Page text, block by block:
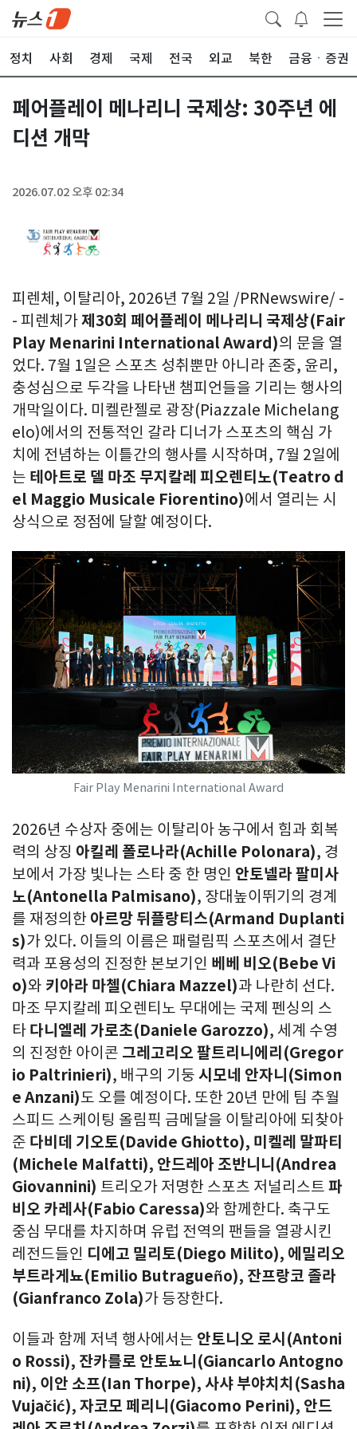
정치 사회 경제 국제 전국 외교 북한 금융ㆍ증권
페어플레이 메나리니 국제상: 30주년 에
디션 개막
2026.07.02 오후 02:34
피렌체, 이탈리아, 2026년 7월 2일 /PRNewswire/ -
- 피렌체가제 30회 페어플레이 메나리니 국제상(Fair
Play Menarini International Award)의 문을 열
었다. 7월 1일은 스포츠 성취뿐만 아니라 존중, 윤리,
충성심으로 두각을 나타낸 챔피언들을 기리는 행사의
개막일이다. 미켈란젤로 광장(Piazzale Michelang
elo)에서의 전통적인 갈라 디너가 스포츠의 핵심 가
치에 전념하는 이틀간의 행사를 시작하며, 7월 2일에
는 테아트로 델 마조 무지칼레 피오렌티노(Teatro d
el Maggio Musicale Fiorentino)에서 열리는 시
상식으로 정점에 달할 예정이다.
Fair Play Menarini International Award
2026년 수상자 중에는 이탈리아 농구에서 힘과 회복
력의 상징 아킬레 폴로나라(Achille Polonara), 경
보에서 가장 빛나는 스타 중 한 명인 안토넬라 팔미사
노(Antonella Palmisano), 장대높이뛰기의 경계
를 재정의한 아르망 뒤플랑티스(Armand Duplanti
s)가 있다. 이들의 이름은 패럴림픽 스포츠에서 결단
력과 포용성의 진정한 본보기인 베베 비오(Bebe Vi
o)와 키아라 마첼(Chiara Mazzel)과 나란히 선다.
마조 무지칼레 피오렌티노 무대에는 국제 펜싱의 스
타 다니엘레 가로초(Daniele Garozzo), 세계 수영
의 진정한 아이콘 그레고리오 팔트리니에리 (Gregor
io Paltrinieri), 배구의 기둥 시모네 안자니 (Simon
e Anzani)도 오를 예정이다. 또한 20년 만에 팀 추월
스피드 스케이팅 올림픽 금메달을 이탈리아에 되찾아
준 다비데 기오토(Davide Ghiotto), 미켈레 말파티
(Michele Malfatti), 안드레아 조반니니(Andrea
Giovannini) 트리오가 저명한 스포츠 저널리스트 파
비오 카레사(Fabio Caressa)와 함께한다. 축구도
중심 무대를 차지하며 유럽 전역의 팬들을 열광시킨
레전드들인 디에고 밀리토(Diego Milito), 에밀리오
부트라게뇨(Emilio Butragueño), 잔프랑코 졸라
(Gianfranco Zola)가 등장한다.
이들과 함께 저녁 행사에서는 안토니오 로시 (Antoni
o Rossi), 잔카를로 안토뇨니(Giancarlo Antogno
ni), 이안 소프(Ian Thorpe), 사샤 부야치치(Sasha
Vujačić), 자코모 페리니(Giacomo Perini), 안드